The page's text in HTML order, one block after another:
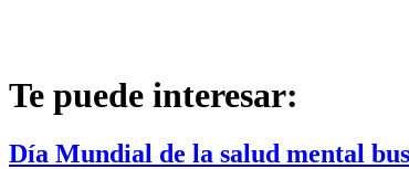
Te puede interesar:
Día Mundial de la salud mental